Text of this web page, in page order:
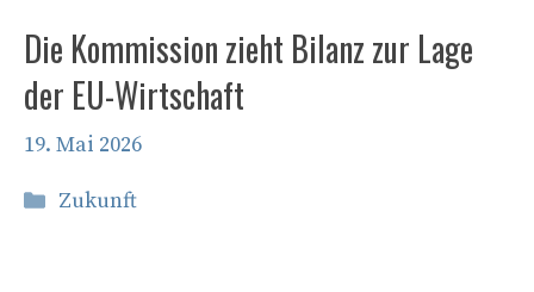
Die Kommission zieht Bilanz zur Lage
der EU-Wirtschaft
19. Mai 2026
Kategorien
Zukunft